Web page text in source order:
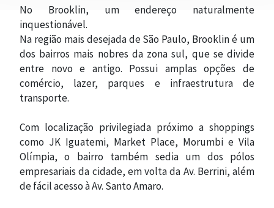
CONTATO
No Brooklin, um endereço naturalmente
inquestionável.
Na região mais desejada de São Paulo, Brooklin é um
dos bairros mais nobres da zona sul, que se divide
entre novo e antigo. Possui amplas opções de
comércio, lazer, parques e infraestrutura de
transporte.
Com localização privilegiada próximo a shoppings
como JK Iguatemi, Market Place, Morumbi e Vila
Olímpia, o bairro também sedia um dos pólos
empresariais da cidade, em volta da Av. Berrini, além
de fácil acesso à Av. Santo Amaro.